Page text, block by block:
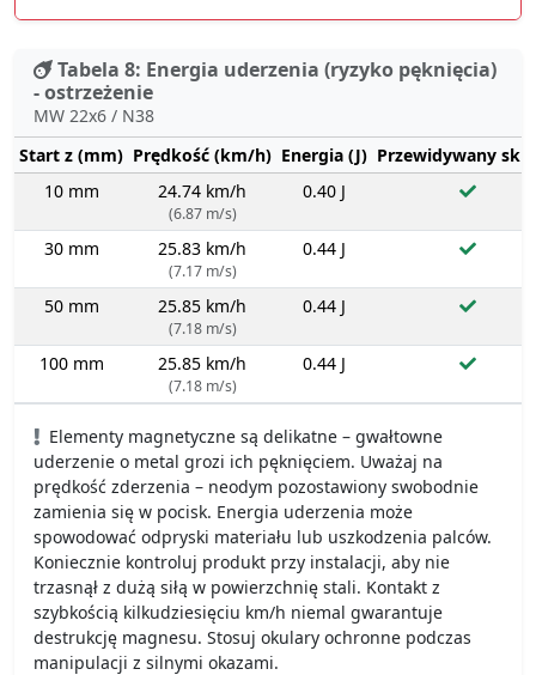
Tabela 8: Energia uderzenia (ryzyko pęknięcia)
- ostrzeżenie
MW 22x6 / N38
Start z (mm) Prędkość (km/h) Energia (J) Przewidywany
10 mm
24.74 km/h
(6.87 m/s)
0.40 J
30 mm 25.83 km/h
(7.17 m/s)
0.44 J
50 mm 25.85 km/h
(7.18 m/s)
0.44 J
100 mm 25.85 km/h
(7.18 m/s)
0.44 J
Elementy magnetyczne są delikatne – gwałtowne
uderzenie o metal grozi ich pęknięciem. Uważaj na
prędkość zderzenia – neodym pozostawiony swobodnie
zamienia się w pocisk. Energia uderzenia może
spowodować odpryski materiału lub uszkodzenia palców.
Koniecznie kontroluj produkt przy instalacji, aby nie
trzasnął z dużą siłą w powierzchnię stali. Kontakt z
szybkością kilkudziesięciu km/h niemal gwarantuje
destrukcję magnesu. Stosuj okulary ochronne podczas
manipulacji z silnymi okazami.